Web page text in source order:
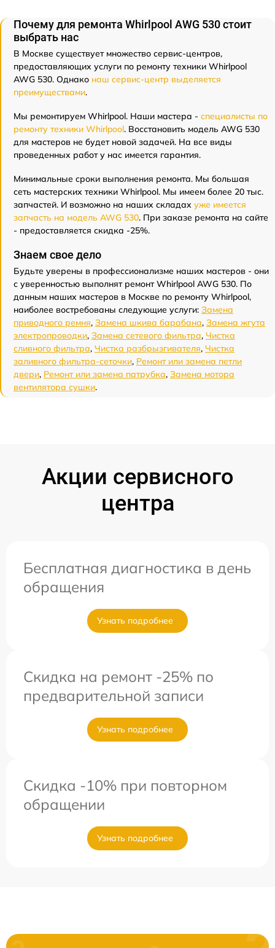
Почему для ремонта Whirlpool AWG 530 стоит
выбрать нас
В Москве существует множество сервис-центров,
предоставляющих услуги по ремонту техники Whirlpool
AWG 530. Однако наш сервис-центр выделяется
преимуществами.
Мы ремонтируем Whirlpool. Наши мастера - специалисты по
ремонту техники Whirlpool. Восстановить модель AWG 530
для мастеров не будет новой задачей. На все виды
проведенных работ у нас имеется гарантия.
Минимальные сроки выполнения ремонта. Мы большая
сеть мастерских техники Whirlpool. Мы имеем более 20 тыс.
запчастей. И возможно на наших складах уже имеется
запчасть на модель AWG 530. При заказе ремонта на сайте
- предоставляется скидка -25%.
Знаем свое дело
Будьте уверены в профессионализме наших мастеров - они
с уверенностью выполнят ремонт Whirlpool AWG 530. По
данным наших мастеров в Москве по ремонту Whirlpool,
наиболее востребованы следующие услуги: Замена
приводного ремня, Замена шкива барабана, Замена жгута
электропроводки, Замена сетевого фильтра, Чистка
сливного фильтра, Чистка разбрызгивателя, Чистка
заливного фильтра-сеточки, Ремонт или замена петли
двери, Ремонт или замена патрубка, Замена мотора
вентилятора сушки.
Акции сервисного
центра
Бесплатная диагностика в день
обращения
Узнать подробнее
Скидка на ремонт -25% по
предварительной записи
Узнать подробнее
Скидка -10% при повторном
обращении
Узнать подробнее